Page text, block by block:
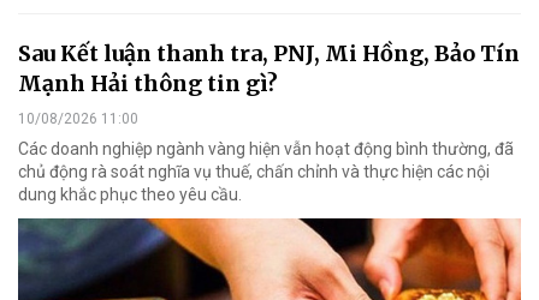
Sau Kết luận thanh tra, PNJ, Mi Hồng, Bảo Tín
Mạnh Hải thông tin gì?
10/08/2026 11:00
Các doanh nghiệp ngành vàng hiện vẫn hoạt động bình thường, đã
chủ động rà soát nghĩa vụ thuế, chấn chỉnh và thực hiện các nội
dung khắc phục theo yêu cầu.